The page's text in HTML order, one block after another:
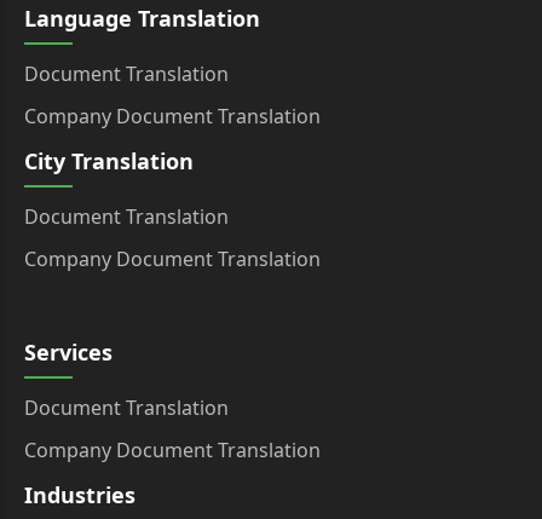
Language Translation
Document Translation
Company Document Translation
City Translation
Document Translation
Company Document Translation
Services
Document Translation
Company Document Translation
Industries